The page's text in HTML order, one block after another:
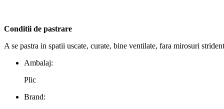
Conditii de pastrare
A se pastra in spatii uscate, curate, bine ventilate, fara mirosuri
Ambalaj:
Plic
Brand: